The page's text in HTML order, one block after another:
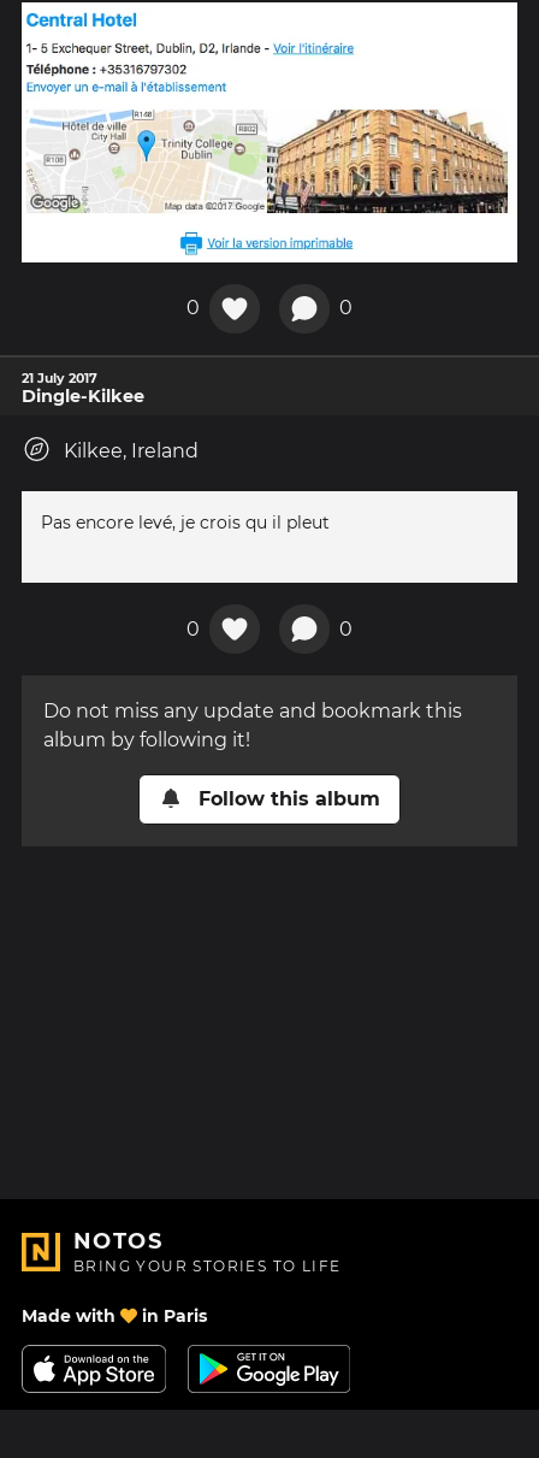
0 0
21 July 2017
Dingle-Kilkee
Kilkee, Ireland
Pas encore levé, je crois qu il pleut
0 0
Do not miss any update and bookmark this
album by following it!
Follow this album
NOTOS
BRING YOUR STORIES TO LIFE
Made with in Paris